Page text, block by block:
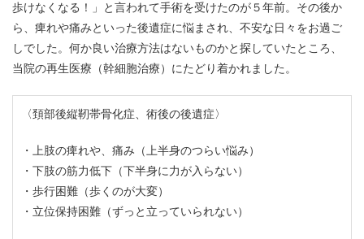
歩けなくなる！」と言われて手術を受けたのが５年前。その後か
ら、痺れや痛みといった後遺症に悩まされ、不安な日々をお過ご
しでした。何か良い治療方法はないものかと探していたところ、
当院の再生医療（幹細胞治療）にたどり着かれました。
〈頚部後縦靭帯骨化症、術後の後遺症〉
上肢の痺れや、痛み（上半身のつらい悩み）
下肢の筋力低下（下半身に力が入らない）
歩行困難（歩くのが大変）
立位保持困難（ずっと立っていられない）